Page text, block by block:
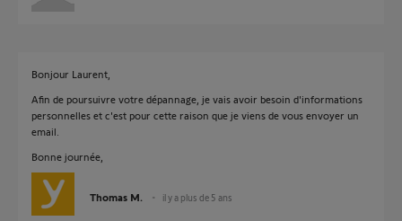
Bonjour Laurent,
Afin de poursuivre votre dépannage, je vais avoir besoin d'informations
personnelles et c'est pour cette raison que je viens de vous envoyer un
email.
Bonne journée,
Thomas M. il y a plus de 5 ans